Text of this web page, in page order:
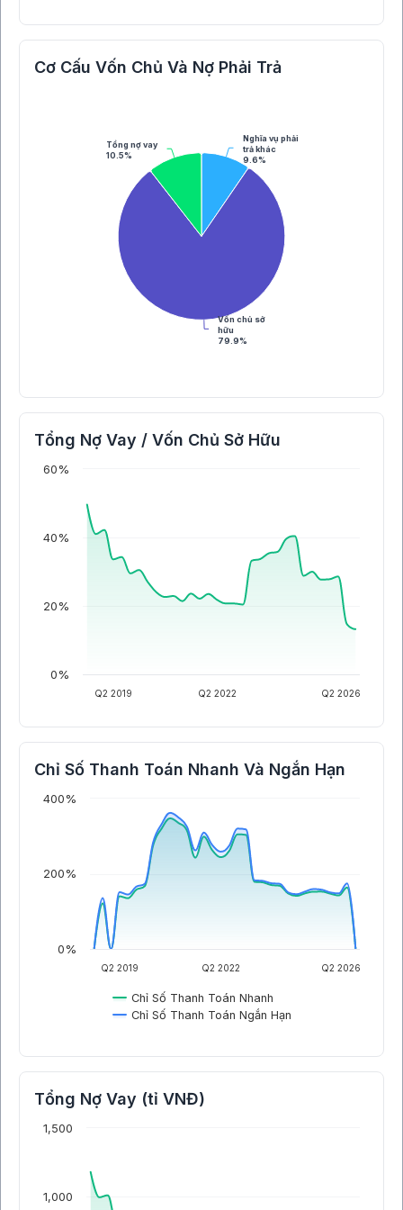
Cơ Cấu Vốn Chủ Và Nợ Phải Trả
Nghĩa vụ phải
trả khác
9.6%
Vốn chủ sở
hữu
79.9%
Tổng nợ vay
10.5%
Tổng Nợ Vay / Vốn Chủ Sở Hữu
Q2 2019 Q2 2022 Q2 2026
0%
20%
40%
60%
Chỉ Số Thanh Toán Nhanh Và Ngắn Hạn
Chỉ Số Thanh Toán Nhanh
Chỉ Số Thanh Toán Ngắn Hạn
Q2 2019 Q2 2022 Q2 2026
0%
200%
400%
Tổng Nợ Vay (tỉ VNĐ)
1,000
1,500